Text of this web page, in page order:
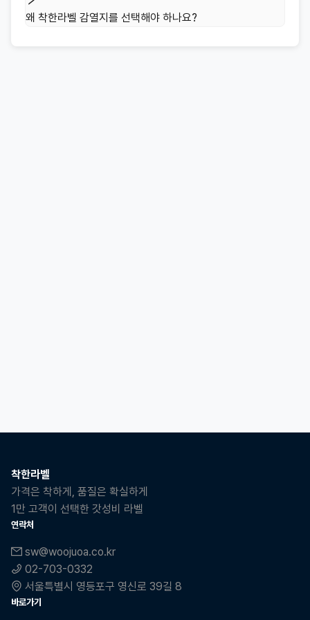
왜 착한라벨 감열지를 선택해야 하나요?
착한라벨
가격은 착하게, 품질은 확실하게
1만 고객이 선택한 갓성비 라벨
연락처
sw@woojuoa.co.kr
02-703-0332
서울특별시 영등포구 영신로 39길 8
바로가기